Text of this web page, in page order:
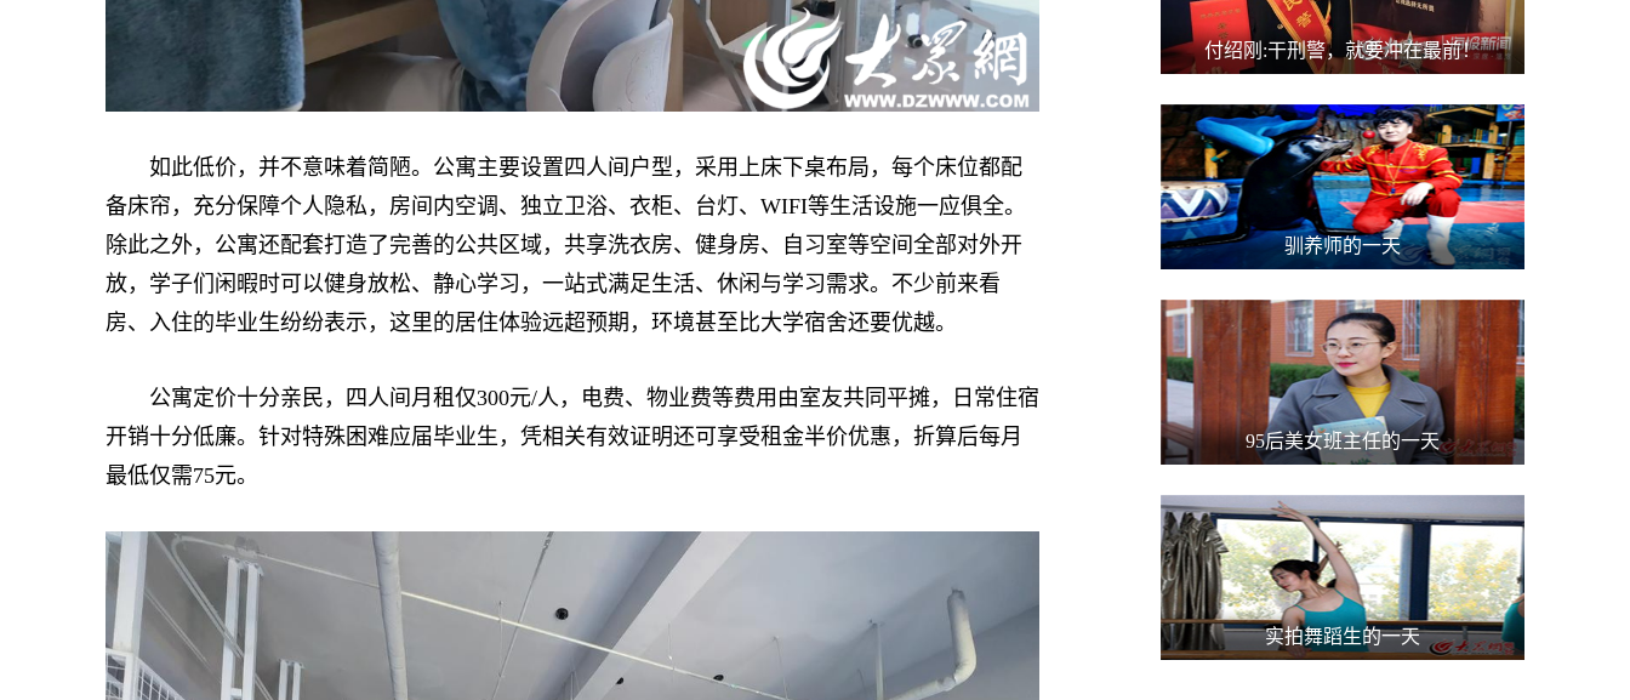
如此低价，并不意味着简陋。公寓主要设置四人间户型，采用上床下桌布局，每个床位都配
备床帘，充分保障个人隐私，房间内空调、独立卫浴、衣柜、台灯、WIFI等生活设施一应俱全。
除此之外，公寓还配套打造了完善的公共区域，共享洗衣房、健身房、自习室等空间全部对外开
放，学子们闲暇时可以健身放松、静心学习，一站式满足生活、休闲与学习需求。不少前来看
房、入住的毕业生纷纷表示，这里的居住体验远超预期，环境甚至比大学宿舍还要优越。
公寓定价十分亲民，四人间月租仅300元/人，电费、物业费等费用由室友共同平摊，日常住宿
开销十分低廉。针对特殊困难应届毕业生，凭相关有效证明还可享受租金半价优惠，折算后每月
最低仅需75元。
付绍刚:干刑警，就要冲在最前！
驯养师的一天
95后美女班主任的一天
实拍舞蹈生的一天